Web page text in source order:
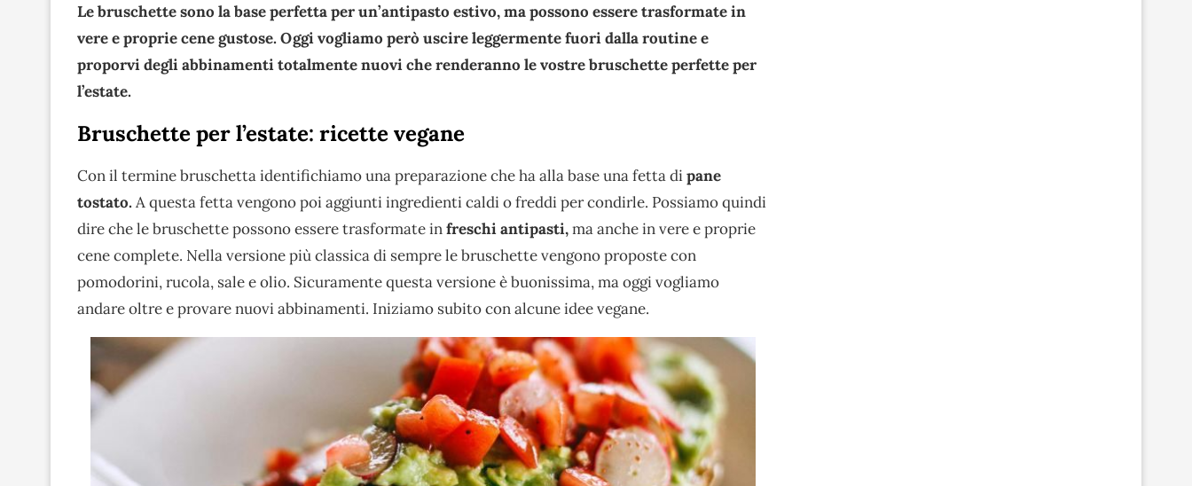
Le bruschette sono la base perfetta per un’antipasto estivo, ma possono essere trasformate in
vere e proprie cene gustose. Oggi vogliamo però uscire leggermente fuori dalla routine e
proporvi degli abbinamenti totalmente nuovi che renderanno le vostre bruschette perfette per
l’estate.
Bruschette per l’estate: ricette vegane
Con il termine bruschetta identifichiamo una preparazione che ha alla base una fetta dipane
tostato. A questa fetta vengono poi aggiunti ingredienti caldi o freddi per condirle. Possiamo quindi
dire che le bruschette possono essere trasformate infreschi antipasti,ma anche in vere e proprie
cene complete. Nella versione più classica di sempre le bruschette vengono proposte con
pomodorini, rucola, sale e olio. Sicuramente questa versione è buonissima, ma oggi vogliamo
andare oltre e provare nuovi abbinamenti. Iniziamo subito con alcune idee vegane.